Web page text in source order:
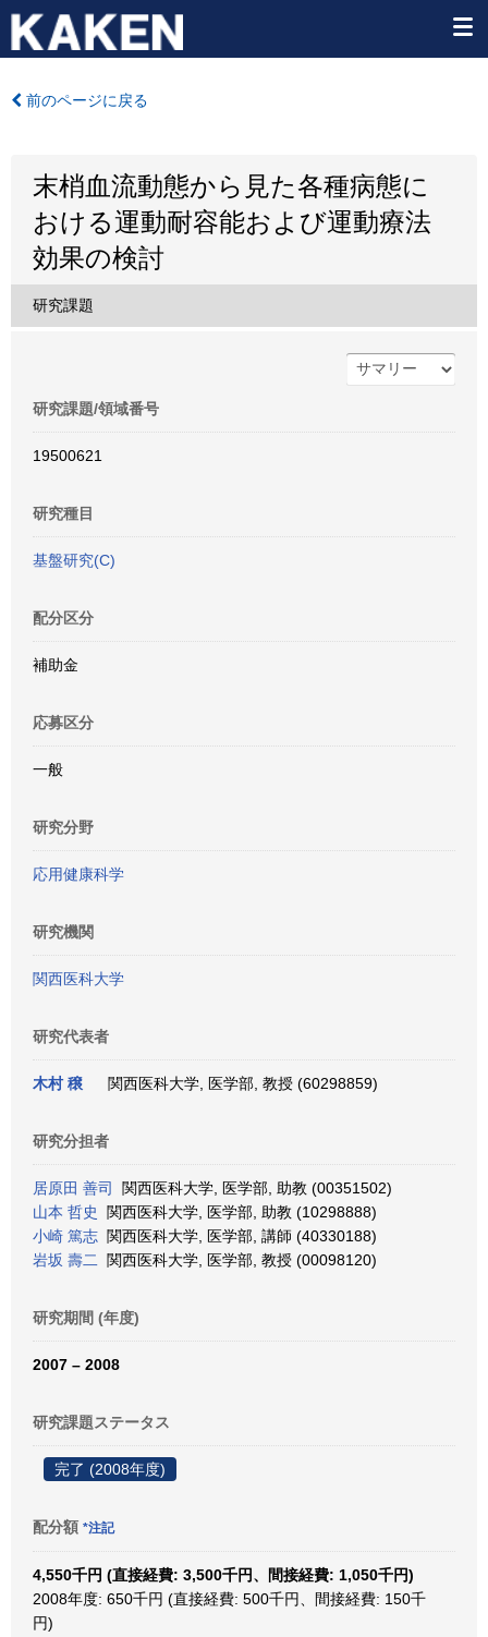
前のページに戻る
末梢血流動態から見た各種病態に
おける運動耐容能および運動療法
効果の検討
研究課題
研究課題/領域番号
19500621
研究種目
基盤研究(C)
配分区分
補助金
応募区分
一般
研究分野
応用健康科学
研究機関
関西医科大学
研究代表者
木村 穣 関西医科大学, 医学部, 教授 (60298859)
研究分担者
居原田 善司
関西医科大学, 医学部, 助教 (00351502)
山本 哲史
関西医科大学, 医学部, 助教 (10298888)
小崎 篤志 関西医科大学, 医学部, 講師 (40330188)
岩坂 壽二
関西医科大学, 医学部, 教授 (00098120)
研究期間 (年度)
2007 – 2008
研究課題ステータス
完了 (2008年度)
配分額 *注記
4,550千円 (直接経費: 3,500千円、間接経費: 1,050千円)
2008年度: 650千円 (直接経費: 500千円、間接経費: 150千
円)